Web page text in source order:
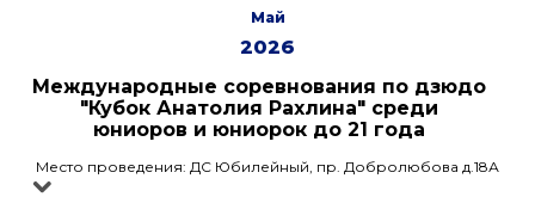
Май
2026
Международные соревнования по дзюдо
"Кубок Анатолия Рахлина" среди
юниоров и юниорок до 21 года
Место проведения: ДС Юбилейный, пр. Добролюбова д.18А